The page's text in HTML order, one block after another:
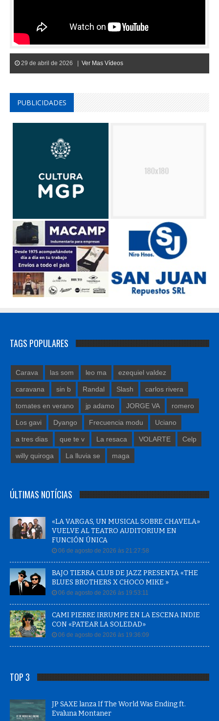
29 de abril de 2026 | Ver Mas Vídeos
PUBLICIDADES
TAGS POPULARES
Carava las som leo ma ezequiel valdez
caravana sin b Randal Slash carlos rivera
tomates en verano jp adamo JORGE VA romero
Los gavi Dyango Frecuencia modu Uciano
a tres dias que te v La resaca VOLARTE Celp
willy quiroga La lluvia se maga
ÚLTIMAS NOTÍCIAS
«LA VARGAS, UN MUSICAL SOBRE CHAVELA»
VUELVE AL TEATRO AUDITORIUM EN
FUNCIÓN ÚNICA
06 de agosto de 2026 às 21:27:58
BAJO TIERRA CLUB DE JAZZ PRESENTA «THE
BLUES BROTHERS X CHOCO MIKE »
06 de agosto de 2026 às 19:53:11
CAMI PIERRE IRRUMPE EN LA ESCENA INDIE
CON «PATEAR LA SOLEDAD»
06 de agosto de 2026 às 19:36:09
TOP 3
JP SAXE lanza If The World Was Ending ft.
Evaluna Montaner